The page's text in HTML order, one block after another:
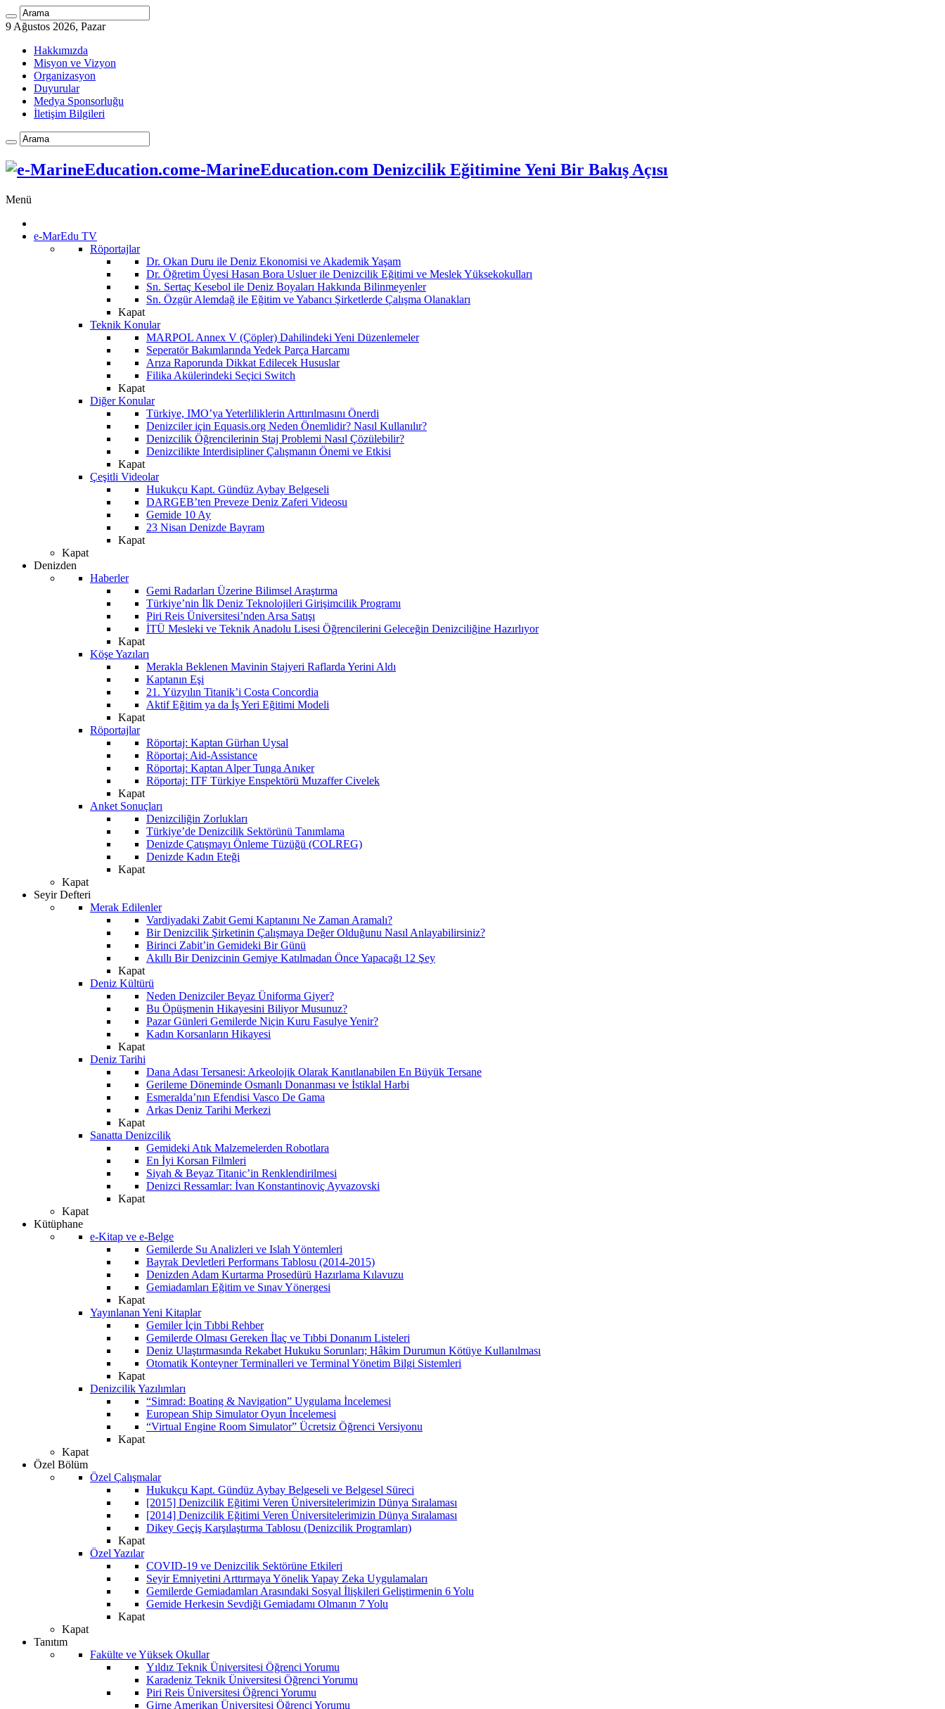
9 Ağustos 2026, Pazar
Hakkımızda
Misyon ve Vizyon
Organizasyon
Duyurular
Medya Sponsorluğu
İletişim Bilgileri
e-MarineEducation.com Denizcilik Eğitimine Yeni Bir Bakış Açısı
Menü
e-MarEdu TV
Röportajlar
Dr. Okan Duru ile Deniz Ekonomisi ve Akademik Yaşam
Dr. Öğretim Üyesi Hasan Bora Usluer ile Denizcilik Eğitimi ve Meslek Yüksekokulları
Sn. Sertaç Kesebol ile Deniz Boyaları Hakkında Bilinmeyenler
Sn. Özgür Alemdağ ile Eğitim ve Yabancı Şirketlerde Çalışma Olanakları
Kapat
Teknik Konular
MARPOL Annex V (Çöpler) Dahilindeki Yeni Düzenlemeler
Seperatör Bakımlarında Yedek Parça Harcamı
Arıza Raporunda Dikkat Edilecek Hususlar
Filika Akülerindeki Seçici Switch
Kapat
Diğer Konular
Türkiye, IMO’ya Yeterliliklerin Arttırılmasını Önerdi
Denizciler için Equasis.org Neden Önemlidir? Nasıl Kullanılır?
Denizcilik Öğrencilerinin Staj Problemi Nasıl Çözülebilir?
Denizcilikte Interdisipliner Çalışmanın Önemi ve Etkisi
Kapat
Çeşitli Videolar
Hukukçu Kapt. Gündüz Aybay Belgeseli
DARGEB’ten Preveze Deniz Zaferi Videosu
Gemide 10 Ay
23 Nisan Denizde Bayram
Kapat
Kapat
Denizden
Haberler
Gemi Radarları Üzerine Bilimsel Araştırma
Türkiye’nin İlk Deniz Teknolojileri Girişimcilik Programı
Piri Reis Üniversitesi’nden Arsa Satışı
İTÜ Mesleki ve Teknik Anadolu Lisesi Öğrencilerini Geleceğin Denizciliğine Hazırlıyor
Kapat
Köşe Yazıları
Merakla Beklenen Mavinin Stajyeri Raflarda Yerini Aldı
Kaptanın Eşi
21. Yüzyılın Titanik’i Costa Concordia
Aktif Eğitim ya da İş Yeri Eğitimi Modeli
Kapat
Röportajlar
Röportaj: Kaptan Gürhan Uysal
Röportaj: Aid-Assistance
Röportaj: Kaptan Alper Tunga Anıker
Röportaj: ITF Türkiye Enspektörü Muzaffer Civelek
Kapat
Anket Sonuçları
Denizciliğin Zorlukları
Türkiye’de Denizcilik Sektörünü Tanımlama
Denizde Çatışmayı Önleme Tüzüğü (COLREG)
Denizde Kadın Eteği
Kapat
Kapat
Seyir Defteri
Merak Edilenler
Vardiyadaki Zabit Gemi Kaptanını Ne Zaman Aramalı?
Bir Denizcilik Şirketinin Çalışmaya Değer Olduğunu Nasıl Anlayabilirsiniz?
Birinci Zabit’in Gemideki Bir Günü
Akıllı Bir Denizcinin Gemiye Katılmadan Önce Yapacağı 12 Şey
Kapat
Deniz Kültürü
Neden Denizciler Beyaz Üniforma Giyer?
Bu Öpüşmenin Hikayesini Biliyor Musunuz?
Pazar Günleri Gemilerde Niçin Kuru Fasulye Yenir?
Kadın Korsanların Hikayesi
Kapat
Deniz Tarihi
Dana Adası Tersanesi: Arkeolojik Olarak Kanıtlanabilen En Büyük Tersane
Gerileme Döneminde Osmanlı Donanması ve İstiklal Harbi
Esmeralda’nın Efendisi Vasco De Gama
Arkas Deniz Tarihi Merkezi
Kapat
Sanatta Denizcilik
Gemideki Atık Malzemelerden Robotlara
En İyi Korsan Filmleri
Siyah & Beyaz Titanic’in Renklendirilmesi
Denizci Ressamlar: İvan Konstantinoviç Ayvazovski
Kapat
Kapat
Kütüphane
e-Kitap ve e-Belge
Gemilerde Su Analizleri ve Islah Yöntemleri
Bayrak Devletleri Performans Tablosu (2014-2015)
Denizden Adam Kurtarma Prosedürü Hazırlama Kılavuzu
Gemiadamları Eğitim ve Sınav Yönergesi
Kapat
Yayınlanan Yeni Kitaplar
Gemiler İçin Tıbbi Rehber
Gemilerde Olması Gereken İlaç ve Tıbbi Donanım Listeleri
Deniz Ulaştırmasında Rekabet Hukuku Sorunları; Hâkim Durumun Kötüye Kullanılması
Otomatik Konteyner Terminalleri ve Terminal Yönetim Bilgi Sistemleri
Kapat
Denizcilik Yazılımları
“Simrad: Boating & Navigation” Uygulama İncelemesi
European Ship Simulator Oyun İncelemesi
“Virtual Engine Room Simulator” Ücretsiz Öğrenci Versiyonu
Kapat
Kapat
Özel Bölüm
Özel Çalışmalar
Hukukçu Kapt. Gündüz Aybay Belgeseli ve Belgesel Süreci
[2015] Denizcilik Eğitimi Veren Üniversitelerimizin Dünya Sıralaması
[2014] Denizcilik Eğitimi Veren Üniversitelerimizin Dünya Sıralaması
Dikey Geçiş Karşılaştırma Tablosu (Denizcilik Programları)
Kapat
Özel Yazılar
COVID-19 ve Denizcilik Sektörüne Etkileri
Seyir Emniyetini Arttırmaya Yönelik Yapay Zeka Uygulamaları
Gemilerde Gemiadamları Arasındaki Sosyal İlişkileri Geliştirmenin 6 Yolu
Gemide Herkesin Sevdiği Gemiadamı Olmanın 7 Yolu
Kapat
Kapat
Tanıtım
Fakülte ve Yüksek Okullar
Yıldız Teknik Üniversitesi Öğrenci Yorumu
Karadeniz Teknik Üniversitesi Öğrenci Yorumu
Piri Reis Üniversitesi Öğrenci Yorumu
Girne Amerikan Üniversitesi Öğrenci Yorumu